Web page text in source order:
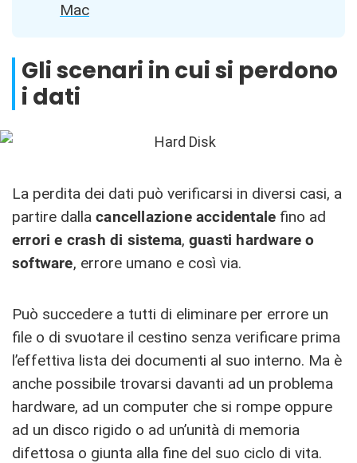
Mac
Gli scenari in cui si perdono
i dati
La perdita dei dati può verificarsi in diversi casi, a
partire dalla cancellazione accidentale fino ad
errori e crash di sistema, guasti hardware o
software, errore umano e così via.
Può succedere a tutti di eliminare per errore un
file o di svuotare il cestino senza verificare prima
l’effettiva lista dei documenti al suo interno. Ma è
anche possibile trovarsi davanti ad un problema
hardware, ad un computer che si rompe oppure
ad un disco rigido o ad un’unità di memoria
difettosa o giunta alla fine del suo ciclo di vita.